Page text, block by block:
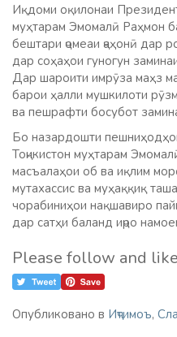
Иқдоми оқилонаи
муҳтарам Эмомалӣ Раҳмон
бештари ҷомеаи ҷаҳонӣ дар
дар соҳаҳои гуногун
Дар шароити имрӯза маҳз
барои ҳалли мушкилоти
ва пешрафти босубот
Бо назардошти
Тоҷикистон муҳтарам
масъалаҳои об ва иқлим
мутахассис ва муҳаққиқ
чорабиниҳои нақшавиро
дар сатҳи баланд иҷро
Please follow and
Опубликовано в Иҷтимоъ,